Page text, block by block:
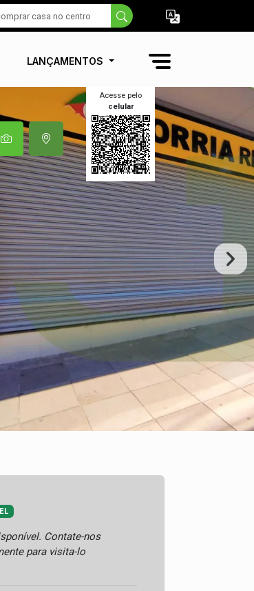
LANÇAMENTOS
Acesse pelo
celular
Contate-nos
para visita-lo